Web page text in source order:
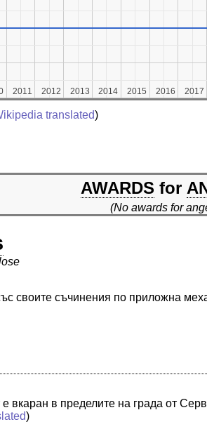
2011
2011 2012
2012 2013
2013 2014
2014 2015
2015 2016
2016 2017
2017
translated)
AWARDS for
(No awards for
своите съчинения по приложна
вкаран в пределите на града от
)